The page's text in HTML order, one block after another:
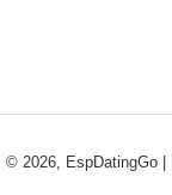
© 2026, EspDatingGo |